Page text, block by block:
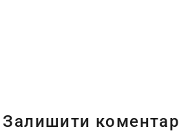
Залишити коментар